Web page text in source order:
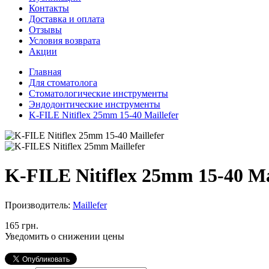
Контакты
Доставка и оплата
Отзывы
Условия возврата
Акции
Главная
Для стоматолога
Стоматологические инструменты
Эндодонтические инструменты
K-FILE Nitiflex 25mm 15-40 Maillefer
K-FILE Nitiflex 25mm 15-40
Производитель: Maillefer
165 грн.
Уведомить о снижении цены